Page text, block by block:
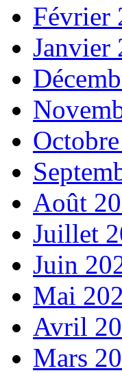
Février
Janvier
Août
Juillet
Juin
Mai
Avril
Mars